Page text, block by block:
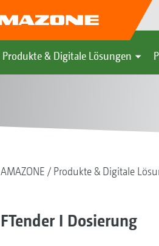
Produkte & Digitale Lösungen
AMAZONE Produkte & Digitale
FTender I Dosierung